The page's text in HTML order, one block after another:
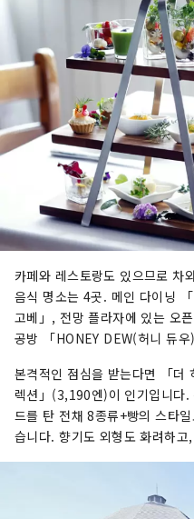
카페와 레스토랑도 있으므로 차
음식 명소는 4곳. 메인 다이닝
고베」, 전망 플라자에 있는 오
공방 「HONEY DEW(허니 듀
본격적인 점심을 받는다면 「더
렉션」(3,190엔)이 인기입니다
드를 탄 전채 8종류+빵의 스타
습니다. 향기도 외형도 화려하고